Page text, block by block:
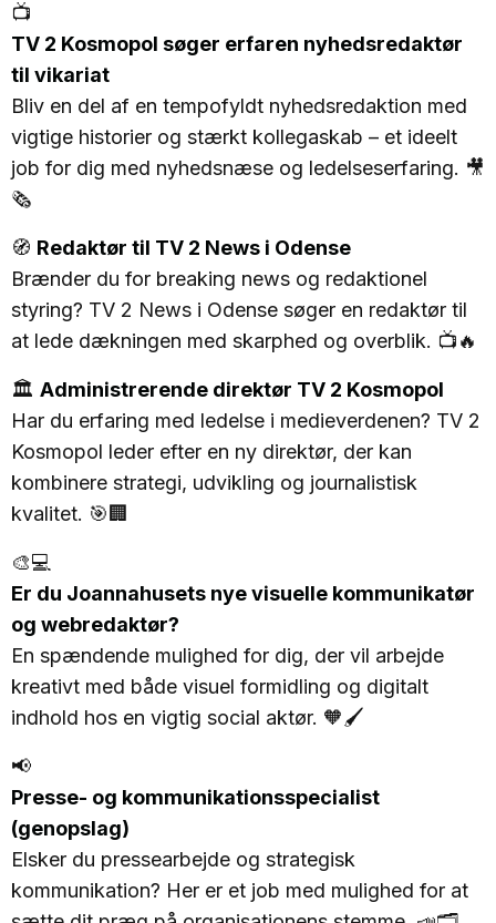
📺
TV 2 Kosmopol søger erfaren nyhedsredaktør
til vikariat
Bliv en del af en tempofyldt nyhedsredaktion med
vigtige historier og stærkt kollegaskab – et ideelt
job for dig med nyhedsnæse og ledelseserfaring. 🎥
🗞️
🧭 Redaktør til TV 2 News i Odense
Brænder du for breaking news og redaktionel
styring? TV 2 News i Odense søger en redaktør til
at lede dækningen med skarphed og overblik. 📺🔥
🏛️ Administrerende direktør TV 2 Kosmopol
Har du erfaring med ledelse i medieverdenen? TV 2
Kosmopol leder efter en ny direktør, der kan
kombinere strategi, udvikling og journalistisk
kvalitet. 🎯🏢
🎨💻
Er du Joannahusets nye visuelle kommunikatør
og webredaktør?
En spændende mulighed for dig, der vil arbejde
kreativt med både visuel formidling og digitalt
indhold hos en vigtig social aktør. 🧡🖌️
📢
Presse- og kommunikationsspecialist
(genopslag)
Elsker du pressearbejde og strategisk
kommunikation? Her er et job med mulighed for at